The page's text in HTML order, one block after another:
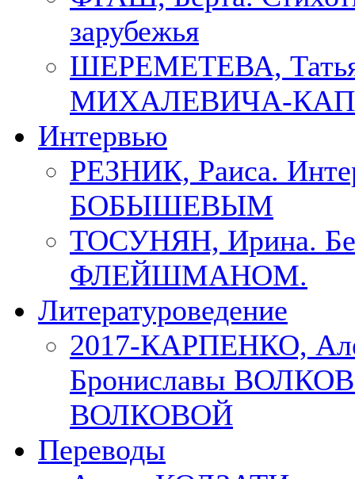
зарубежья
ШЕРЕМЕТЕВА,
МИХАЛЕВИЧА-
Интервью
РЕЗНИК, Раиса.
БОБЫШЕВЫМ
ТОСУНЯН, Ирина.
ФЛЕЙШМАНОМ.
Литературоведение
2017-КАРПЕНКО,
Брониславы
ВОЛКОВОЙ
Переводы